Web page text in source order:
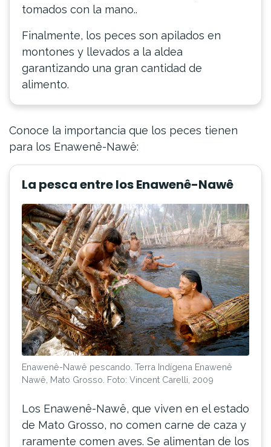
tomados con la mano..
Finalmente, los peces son apilados en
montones y llevados a la aldea
garantizando una gran cantidad de
alimento.
Conoce la importancia que los peces tienen
para los Enawenê-Nawê:
La pesca entre los Enawenê-Nawê
Enawenê-Nawê pescando. Terra Indígena Enawenê
Nawê, Mato Grosso. Foto: Vincent Carelli, 2009
Los Enawenê-Nawê, que viven en el estado
de Mato Grosso, no comen carne de caza y
raramente comen aves. Se alimentan de los